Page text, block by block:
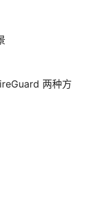
两种方